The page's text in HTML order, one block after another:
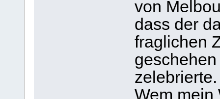
von
dass der
fraglichen
zelebrierte.
Wem mein